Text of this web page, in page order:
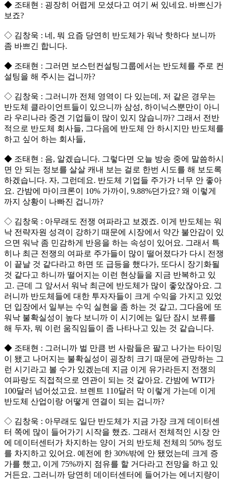
◆ 조태현 : 굉장히 어렵게 모셨다고 여기 써 있네요. 바쁘신가
보죠?
◇ 김창욱 : 네, 뭐 요즘 당연히 반도체가 워낙 핫하다 보니까
좀 바쁘긴 합니다.
◆ 조태현 : 그러면 보스턴컨설팅그룹에서는 반도체를 주로 컨
설팅을 해 주시는 겁니까?
◇ 김창욱 : 그러니까 전체 영역이 다 있는데, 저 같은 경우는
반도체 클라이언트들이 있으니까 삼성, 하이닉스뿐만이 아니
라 우리나라 중견 기업들이 많이 있지 않습니까? 그래서 전반
적으로 반도체 회사들, 그다음에 반도체 안 하시지만 반도체를
하고 싶어 하는 회사들,
◆ 조태현 : 음, 알겠습니다. 그렇다면 오늘 방송 중에 말씀하시
면 안 되는 정보를 살살 캐내 보는 걸로 한번 시도를 해 보도록
하겠습니다. 자, 그런데요. 반도체 기업들 주가가 너무 안 좋아
요. 간밤에 마이크론이 10% 가까이, 9.88%던가요? 왜 이렇게
까지 상황이 나빠진 겁니까?
◇ 김창욱 : 아무래도 전쟁 여파라고 보겠죠. 이게 반도체는 워
낙 전략자원 성격이 강하기 때문에 시장에서 약간 불안감이 있
으면 워낙 좀 민감하게 반응을 하는 속성이 있어요. 그래서 특
히나 최근 전쟁의 여파로 주가들이 많이 떨어졌다가 다시 전쟁
이 끝날 것 같다라고 하면 또 급등을 했다가, 또다시 장기화될
것 같다고 하니까 떨어지는 이런 현상들을 지금 반복하고 있
고. 근데 그 앞서서 워낙 최근에 반도체가 많이 좋았잖아요. 그
러니까 반도체들에 대한 투자자들이 크게 수익을 가지고 있었
던 입장에서 일부는 수익 실현을 좀 하는 것 같고, 그다음에 또
워낙 불확실성이 높다 보니까 이 시기에는 일단 잠시 보류를
해 두자, 뭐 이런 움직임들이 좀 나타나고 있는 것 같습니다.
◆ 조태현 : 그러니까 벌 만큼 번 사람들은 팔고 나가는 타이밍
이 됐고 나머지는 불확실성이 굉장히 크기 때문에 관망하는 그
런 시기라고 볼 수가 있겠는데 지금 이게 유가라든지 전쟁의
여파랑도 직접적으로 연관이 되는 것 같아요. 간밤에 WTI가
100달러 넘어섰고요. 브렌트 110달러 막 이렇게 가는데 이게
반도체 산업이랑 어떻게 연결이 되는 겁니까?
◇ 김창욱 : 아무래도 일단 반도체가 지금 가장 크게 데이터센
터 쪽에 많이 들어가기 시작을 했죠. 그래서 전체적인 시장 안
에 데이터센터가 차지하는 양이 거의 반도체 전체의 50% 정도
를 차지하고 있어요. 예전에 한 30%밖에 안 됐었는데 크게 증
가를 했고, 이게 75%까지 점유를 할 거다라고 전망을 하고 있
거든요. 그러니까 당연히 데이터센터에 들어가는 에너지량이